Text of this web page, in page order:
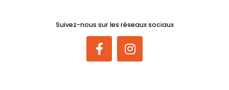
Suivez-nous sur les réseaux sociaux